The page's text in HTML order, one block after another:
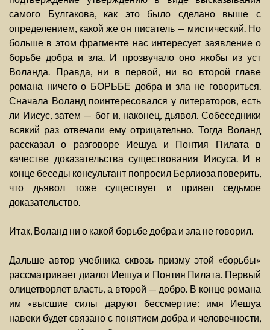
самого Булгакова, как это было сделано выше с
определением, какой же он писатель — мистический. Но
больше в этом фрагменте нас интересует заявление о
борьбе добра и зла. И прозвучало оно якобы из уст
Воланда. Правда, ни в первой, ни во второй главе
романа ничего о БОРЬБЕ добра и зла не говориться.
Сначала Воланд поинтересовался у литераторов, есть
ли Иисус, затем — бог и, наконец, дьявол. Собеседники
всякий раз отвечали ему отрицательно. Тогда Воланд
рассказал о разговоре Иешуа и Понтия Пилата в
качестве доказательства существования Иисуса. И в
конце беседы консультант попросил Берлиоза поверить,
что дьявол тоже существует и привел седьмое
доказательство.
Итак, Воланд ни о какой борьбе добра и зла не говорил.
Дальше автор учебника сквозь призму этой «борьбы»
рассматривает диалог Иешуа и Понтия Пилата. Первый
олицетворяет власть, а второй — добро. В конце романа
им «высшие силы даруют бессмертие: имя Иешуа
навеки будет связано с понятием добра и человечности,